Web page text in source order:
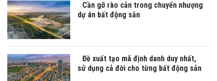
Cần gỡ rào cản trong chuyển nhượng
dự án bất động sản
Đề xuất tạo mã định danh duy nhất,
sử dụng cả đời cho từng bất động sản